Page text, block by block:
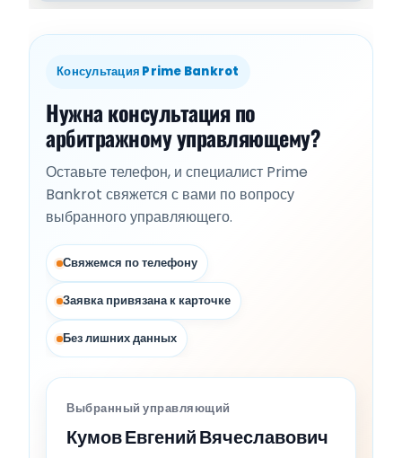
Консультация Prime Bankrot
Нужна консультация по
арбитражному управляющему?
Оставьте телефон, и специалист Prime
Bankrot свяжется с вами по вопросу
выбранного управляющего.
Свяжемся по телефону
Заявка привязана к карточке
Без лишних данных
Выбранный управляющий
Кумов Евгений Вячеславович